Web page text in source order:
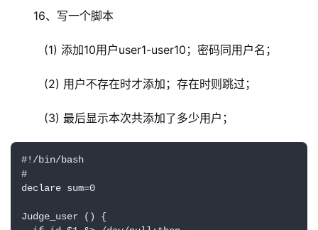
16、写一个脚本
(1) 添加10用户user1-user10；密码同用户名；
(2) 用户不存在时才添加；存在时则跳过；
(3) 最后显示本次共添加了多少用户；
#!/bin/bash
#
declare sum=0
Judge_user () {